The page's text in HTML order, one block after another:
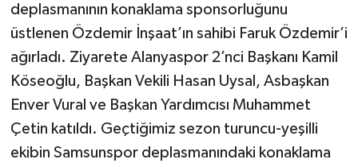
deplasmanının konaklama sponsorluğunu
üstlenen Özdemir İnşaat’ın sahibi Faruk Özdemir’i
ağırladı. Ziyarete Alanyaspor 2’nci Başkanı Kamil
Köseoğlu, Başkan Vekili Hasan Uysal, Asbaşkan
Enver Vural ve Başkan Yardımcısı Muhammet
Çetin katıldı. Geçtiğimiz sezon turuncu-yeşilli
ekibin Samsunspor deplasmanındaki konaklama